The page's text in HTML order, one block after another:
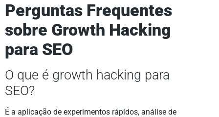
Perguntas Frequentes
sobre Growth Hacking
para SEO
O que é growth hacking para
SEO?
É a aplicação de experimentos rápidos, análise de